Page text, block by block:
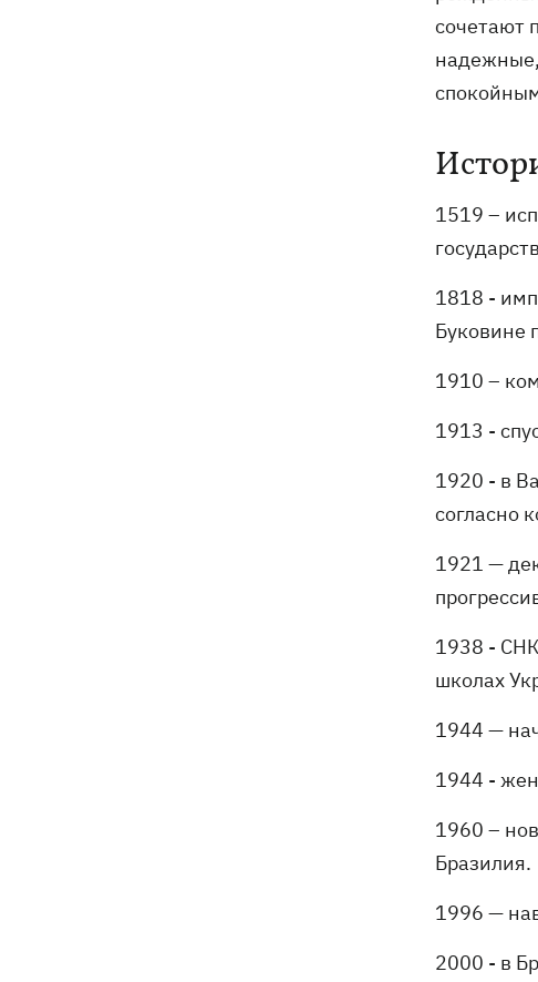
сочетают
1519 –
1818 -
Буковине
1910 –
1913 -
1920 - в
согласно
1921 —
1938 -
школах
1944 —
1944 -
1960 –
Бразилия.
1996 —
2000 - в